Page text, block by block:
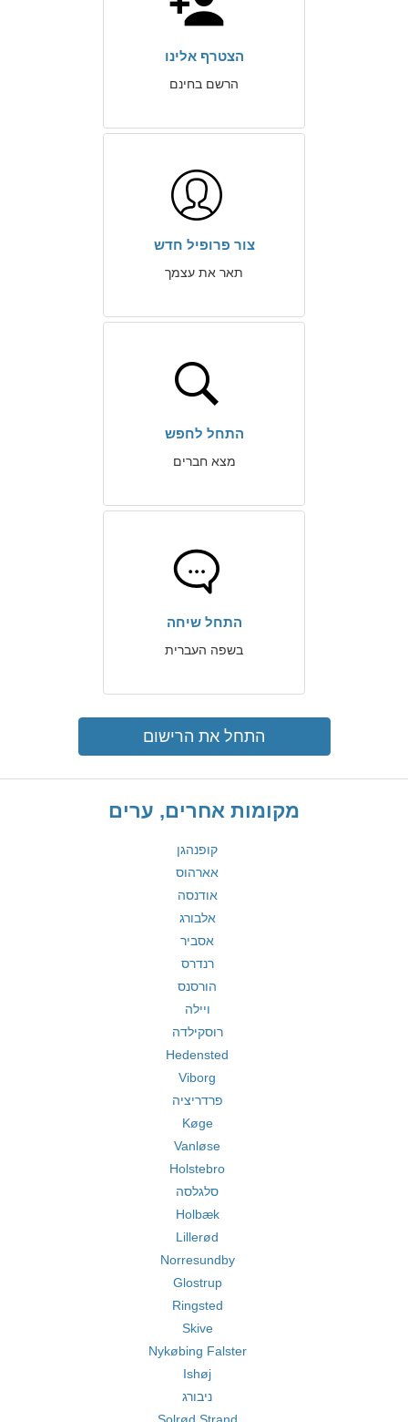
הצטרף אלינו
הרשם בחינם
צור פרופיל חדש
תאר את עצמך
התחל לחפש
מצא חברים
התחל שיחה
בשפה העברית
התחל את הרישום
מקומות אחרים, ערים
קופנהגן
אארהוס
אודנסה
אלבורג
אסביר
רנדרס
הורסנס
ויילה
רוסקילדה
Hedensted
Viborg
פרדריציה
Køge
Vanløse
Holstebro
סלגלסה
Holbæk
Lillerød
Norresundby
Glostrup
Ringsted
Skive
Nykøbing Falster
Ishøj
ניבורג